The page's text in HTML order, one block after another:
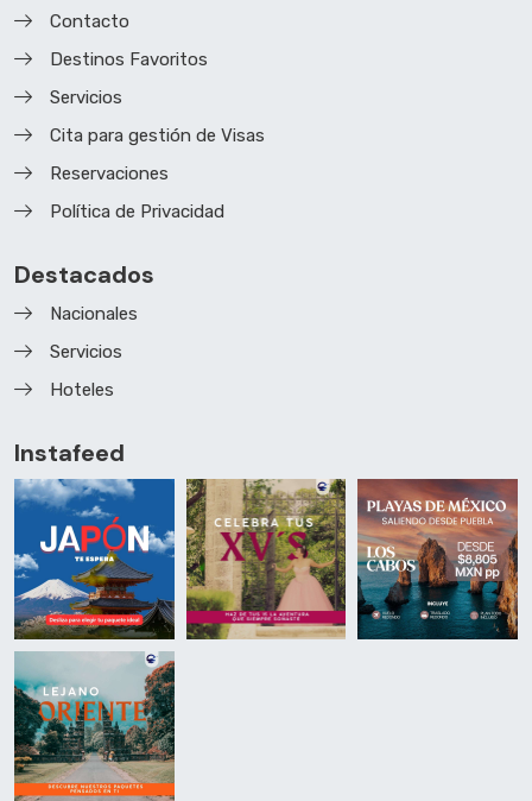
Contacto
Destinos Favoritos
Servicios
Cita para gestión de Visas
Reservaciones
Política de Privacidad
Destacados
Nacionales
Servicios
Hoteles
Instafeed